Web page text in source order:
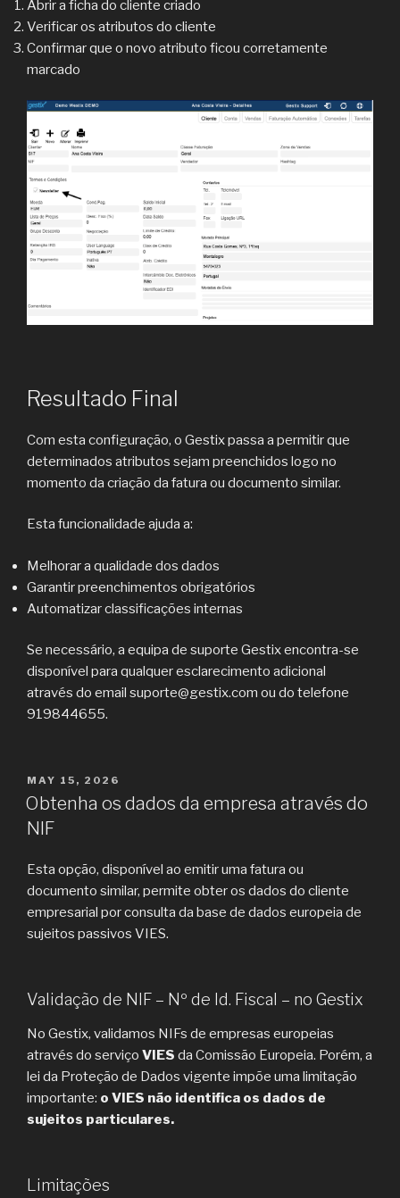
Abrir a ficha do cliente criado
Verificar os atributos do cliente
Confirmar que o novo atributo ficou corretamente
marcado
Resultado Final
Com esta configuração, o Gestix passa a permitir que
determinados atributos sejam preenchidos logo no
momento da criação da fatura ou documento similar.
Esta funcionalidade ajuda a:
Melhorar a qualidade dos dados
Garantir preenchimentos obrigatórios
Automatizar classificações internas
Se necessário, a equipa de suporte Gestix encontra-se
disponível para qualquer esclarecimento adicional
através do email suporte@gestix.com ou do telefone
919844655.
POSTED
ON
MAY 15, 2026
Obtenha os dados da empresa através do
NIF
Esta opção, disponível ao emitir uma fatura ou
documento similar, permite obter os dados do cliente
empresarial por consulta da base de dados europeia de
sujeitos passivos VIES.
Validação de NIF – Nº de Id. Fiscal – no Gestix
No Gestix, validamos NIFs de empresas europeias
através do serviço VIES da Comissão Europeia. Porém, a
lei da Proteção de Dados vigente impõe uma limitação
importante: o VIES não identifica os dados de
sujeitos particulares.
Limitações